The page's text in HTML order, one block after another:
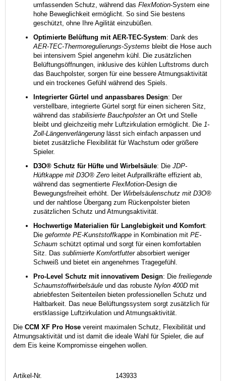
umfassenden Schutz, während das FlexMotion-System eine
hohe Beweglichkeit ermöglicht. So sind Sie bestens
geschützt, ohne Ihre Agilität einzubüßen.
Optimierte Belüftung mit AER-TEC-System: Dank des
AER-TEC-Thermoregulierungs-Systems bleibt die Hose auch
bei intensivem Spiel angenehm kühl. Die zusätzlichen
Belüftungsöffnungen, inklusive des kühlen Luftstroms durch
das Bauchpolster, sorgen für eine bessere Atmungsaktivität
und ein trockenes Gefühl während des Spiels.
Integrierter Gürtel und anpassbares Design: Der
verstellbare, integrierte Gürtel sorgt für einen sicheren Sitz,
während das stabilisierte Bauchpolsteran Ort und Stelle
bleibt und gleichzeitig mehr Luftzirkulation ermöglicht. Die 1-
Zoll-Längenverlängerung lässt sich einfach anpassen und
bietet zusätzliche Flexibilität für Wachstum oder größere
Spieler.
D3O® Schutz für Hüfte und Wirbelsäule: Die JDP-
Hüftkappe mit D3O® Zero leitet Aufprallkräfte effizient ab,
während das segmentierte FlexMotion-Design die
Bewegungsfreiheit erhöht. Der Wirbelsäulenschutz mit D3O®
und der nahtlose Übergang zum Rückenpolster bieten
zusätzlichen Schutz und Atmungsaktivität.
Hochwertige Materialien für Langlebigkeit und Komfort:
Die geformte PE-Kunststoffkappe in Kombination mit PE-
Schaum schützt optimal und sorgt für einen komfortablen
Sitz. Das sublimierte Komfortfutterabsorbiert weniger
Schweiß und bietet ein angenehmes Tragegefühl.
Pro-Level Schutz mit innovativem Design: Die freiliegende
Schaumstoffwirbelsäule und das robuste Nylon 400D mit
abriebfesten Seitenteilen bieten professionellen Schutz und
Haltbarkeit. Das neue Belüftungssystem sorgt zusätzlich für
erstklassige Luftzirkulation und Atmungsaktivität.
Die CCM XF Pro Hose vereint maximalen Schutz, Flexibilität und
Atmungsaktivität und ist damit die ideale Wahl für Spieler, die auf
dem Eis keine Kompromisse eingehen wollen.
Artikel-Nr.
143933